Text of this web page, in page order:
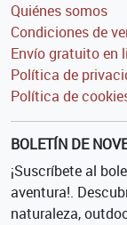
Quiénes somos
Condiciones de
Envío gratuito en
Política de
Política de
BOLETÍN DE
¡Suscríbete al
aventura!.
naturaleza,